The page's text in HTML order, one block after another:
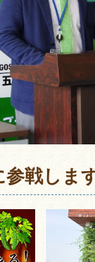
参戦しま